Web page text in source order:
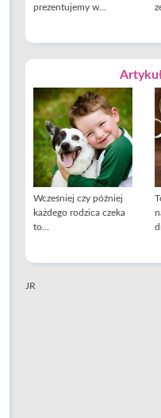
prezentujemy w...
Wcześniej czy później
każdego rodzica czeka
to...
JR